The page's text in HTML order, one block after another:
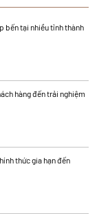
bến tại nhiều tỉnh thành
hàng đến trải nghiệm
thức gia hạn đến